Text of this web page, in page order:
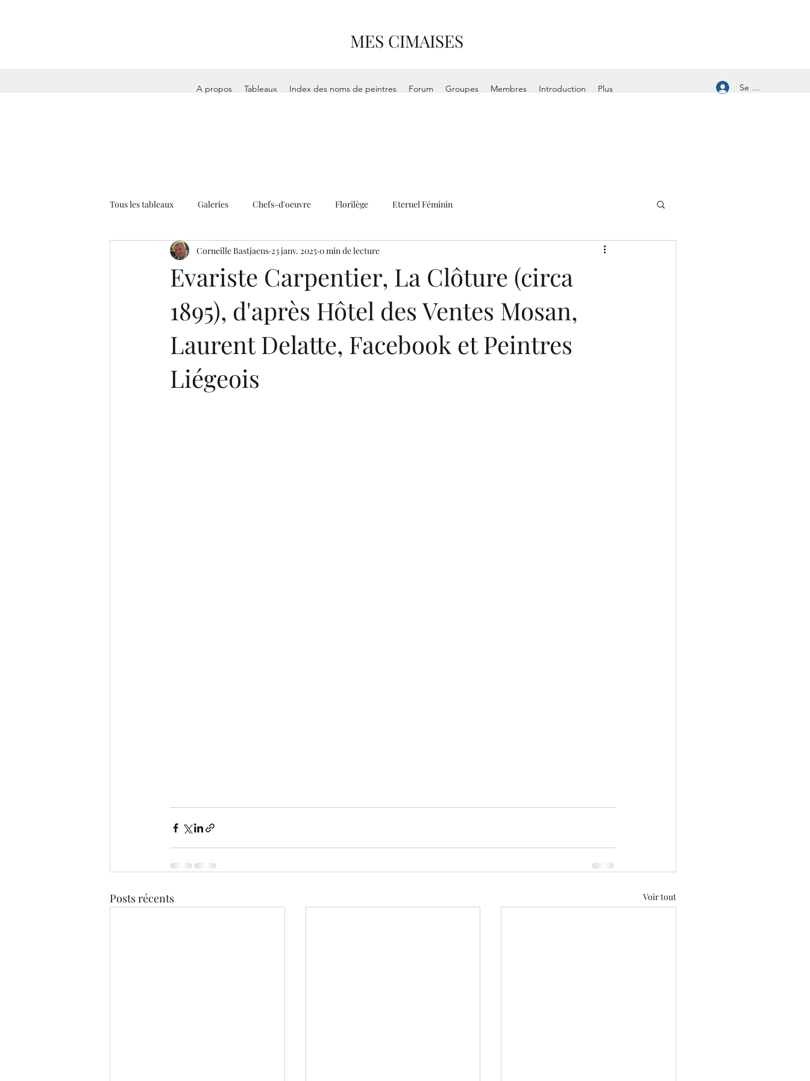
MES CIMAISES
A propos Tableaux Index des noms de peintres Forum Groupes Membres Introduction Plus Se connecter
Tous les tableaux Galeries Chefs-d'oeuvre Florilège Eternel Féminin
Evariste Carpentier, La Clôture (circa
1895), d'après Hôtel des Ventes Mosan,
Laurent Delatte, Facebook et Peintres
Liégeois
Corneille Bastjaens 23 janv. 2025 0 min de lecture
Posts récents Voir tout